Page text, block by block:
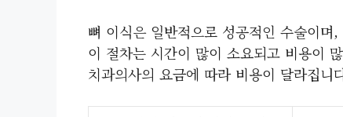
뼈 이식은 일반적으로 성공적인 수술이
이 절차는 시간이 많이 소요되고 비용이
치과의사의 요금에 따라 비용이 달라집니